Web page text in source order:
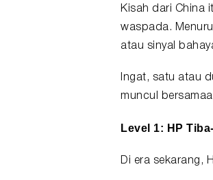
Kisah dari China
waspada.
atau sinyal
Ingat, satu atau
muncul
Level 1: HP
Di era sekarang,